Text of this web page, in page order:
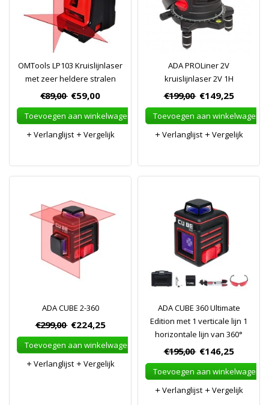
OMTools LP103 Kruislijnlaser
met zeer heldere stralen
€89,00 €59,00
Toevoegen aan winkelwagen
Verlanglijst
Vergelijk
ADA PROLiner 2V
kruislijnlaser 2V 1H
€199,00 €149,25
Toevoegen aan winkelwagen
Verlanglijst
Vergelijk
ADA CUBE 2-360
€299,00 €224,25
Toevoegen aan winkelwagen
Verlanglijst
Vergelijk
ADA CUBE 360 Ultimate
Edition met 1 verticale lijn 1
horizontale lijn van 360°
€195,00 €146,25
Toevoegen aan winkelwagen
Verlanglijst
Vergelijk